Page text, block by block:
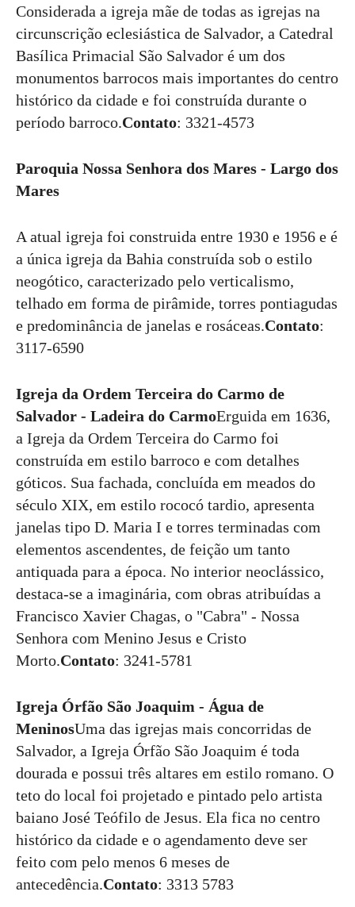
Considerada a igreja mãe de todas as igrejas na
circunscrição eclesiástica de Salvador, a Catedral
Basílica Primacial São Salvador é um dos
monumentos barrocos mais importantes do centro
histórico da cidade e foi construída durante o
período barroco.Contato: 3321-4573
Paroquia Nossa Senhora dos Mares - Largo dos
Mares
A atual igreja foi construida entre 1930 e 1956 e é
a única igreja da Bahia construída sob o estilo
neogótico, caracterizado pelo verticalismo,
telhado em forma de pirâmide, torres pontiagudas
e predominância de janelas e rosáceas.Contato:
3117-6590
Igreja da Ordem Terceira do Carmo de
Salvador - Ladeira do CarmoErguida em 1636,
a Igreja da Ordem Terceira do Carmo foi
construída em estilo barroco e com detalhes
góticos. Sua fachada, concluída em meados do
século XIX, em estilo rococó tardio, apresenta
janelas tipo D. Maria I e torres terminadas com
elementos ascendentes, de feição um tanto
antiquada para a época. No interior neoclássico,
destaca-se a imaginária, com obras atribuídas a
Francisco Xavier Chagas, o "Cabra" - Nossa
Senhora com Menino Jesus e Cristo
Morto.Contato: 3241-5781
Igreja Órfão São Joaquim - Água de
MeninosUma das igrejas mais concorridas de
Salvador, a Igreja Órfão São Joaquim é toda
dourada e possui três altares em estilo romano. O
teto do local foi projetado e pintado pelo artista
baiano José Teófilo de Jesus. Ela fica no centro
histórico da cidade e o agendamento deve ser
feito com pelo menos 6 meses de
antecedência.Contato: 3313 5783